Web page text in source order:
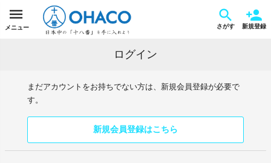
メニュー さがす 新規登録
ログイン
まだアカウントをお持ちでない方は、新規会員登録が必要で
す。
新規会員登録はこちら